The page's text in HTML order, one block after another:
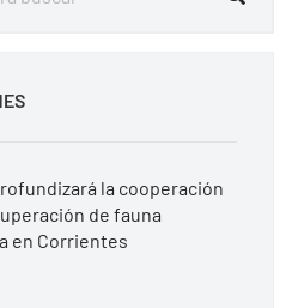
la cooperación
de fauna
en Corrientes